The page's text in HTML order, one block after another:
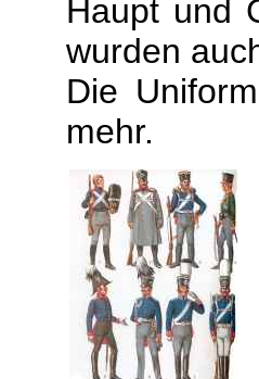
Haupt und
wurden
Die
mehr.